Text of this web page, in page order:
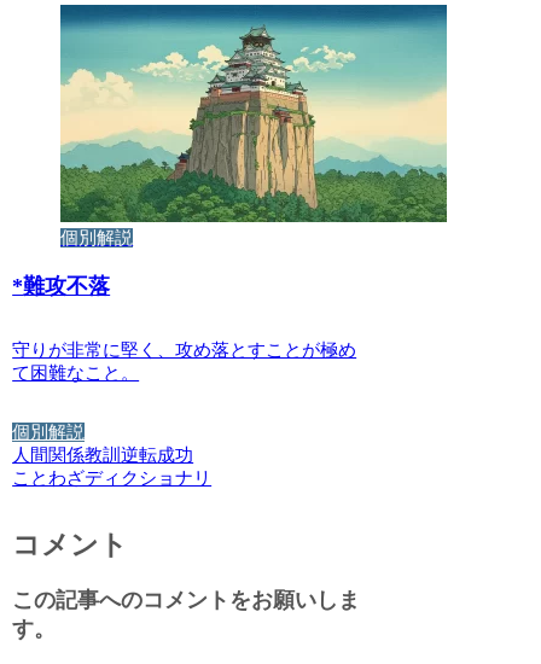
個別解説
*難攻不落
守りが非常に堅く、攻め落とすことが極め
て困難なこと。
個別解説
人間関係教訓逆転成功
ことわざディクショナリ
コメント
この記事へのコメントをお願いしま
す。